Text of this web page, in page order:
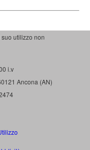
utilizzo non
i.v
Ancona (AN)